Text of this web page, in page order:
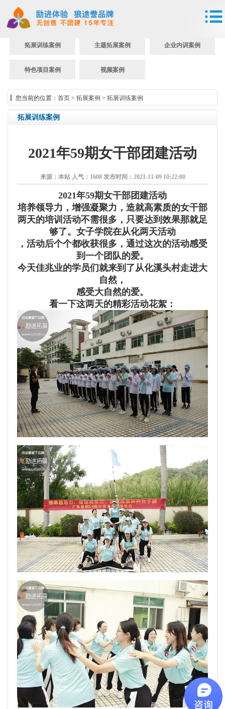
拓展训练案例 主题拓展案例 企业内训案例
特色项目案例 视频案例
您当前的位置： 首页 > 拓展案例 > 拓展训练案例
拓展训练案例
2021年59期女干部团建活动
来源：本站 人气：1608 发布时间：2021-11-09 10:22:00
2021年59期女干部团建活动
培养领导力，增强凝聚力，造就高素质的女干部
两天的培训活动不需很多，只要达到效果那就足
够了。女子学院在从化两天活动
， 活动后个个都收获很多，通过这次的活动感受
到一个团队的爱。
今天佳兆业的学员们就来到了从化溪头村走进大
自然，
感受大自然的爱。
看一下这两天的精彩活动花絮：